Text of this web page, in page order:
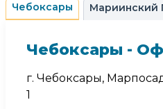
Чебоксары Мариинский
Чебоксары -
г. Чебоксары,
1